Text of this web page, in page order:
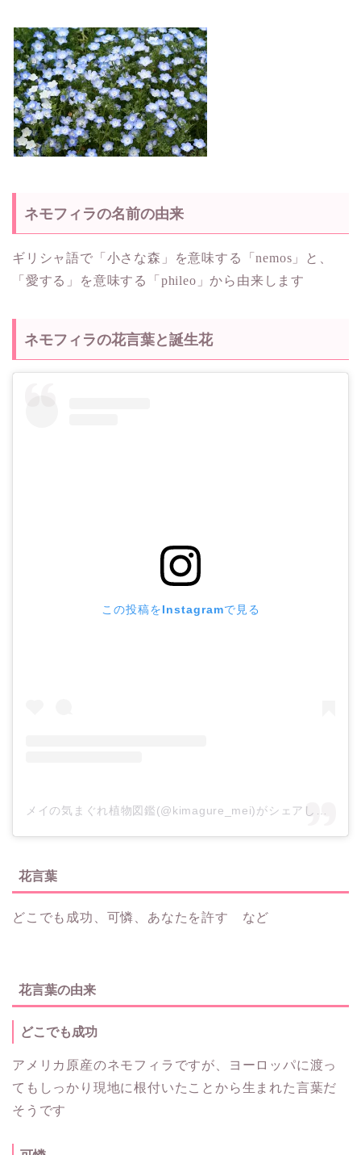
ネモフィラの名前の由来
ギリシャ語で「小さな森」を意味する「nemos」と、
「愛する」を意味する「phileo」から由来します
ネモフィラの花言葉と誕生花
この投稿をInstagramで見る
メイの気まぐれ植物図鑑(@kimagure_mei)がシェアした投稿
花言葉
どこでも成功、可憐、あなたを許す など
花言葉の由来
どこでも成功
アメリカ原産のネモフィラですが、ヨーロッパに渡っ
てもしっかり現地に根付いたことから生まれた言葉だ
そうです